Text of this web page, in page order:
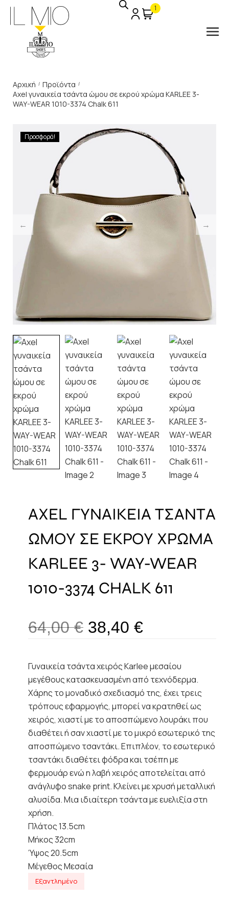
1
Αρχική / Προϊόντα /
Axel γυναικεία τσάντα ώμου σε εκρού χρώμα KARLEE 3-
WAY-WEAR 1010-3374 Chalk 611
Προσφορά!
AXEL ΓΥΝΑΙΚΕΙΑ ΤΣΑΝΤΑ
ΩΜΟΥ ΣΕ ΕΚΡΟΥ ΧΡΩΜΑ
KARLEE 3- WAY-WEAR
1010-3374 CHALK 611
64,00€ 38,40 €
Γυναικεία τσάντα χειρός Karlee μεσαίου
μεγέθους κατασκευασμένη από τεχνόδερμα.
Χάρης το μοναδικό σχεδιασμό της, έχει τρεις
τρόπους εφαρμογής, μπορεί να κρατηθεί ως
χειρός, χιαστί με το αποσπώμενο λουράκι που
διαθέτει ή σαν χιαστί με το μικρό εσωτερικό της
αποσπώμενο τσαντάκι. Επιπλέον, το εσωτερικό
τσαντάκι διαθέτει φόδρα και τσέπη με
φερμουάρ ενώ η λαβή χειρός αποτελείται από
ανάγλυφο snake print. Κλείνει με χρυσή μεταλλική
αλυσίδα. Μια ιδιαίτερη τσάντα με ευελιξία στη
χρήση.
Πλάτος 13.5cm
Μήκος 32cm
Ύψος 20.5cm
Μέγεθος Μεσαία
Εξαντλημένο